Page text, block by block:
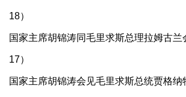
18）
国家主席胡锦涛同毛里求斯总理拉姆古兰
17）
国家主席胡锦涛会见毛里求斯总统贾格纳